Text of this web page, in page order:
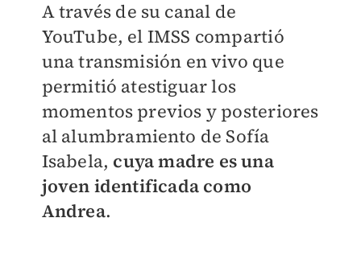
A través de su canal de
YouTube, el IMSS compartió
una transmisión en vivo que
permitió atestiguar los
momentos previos y posteriores
al alumbramiento de Sofía
Isabela, cuya madre es una
joven identificada como
Andrea.